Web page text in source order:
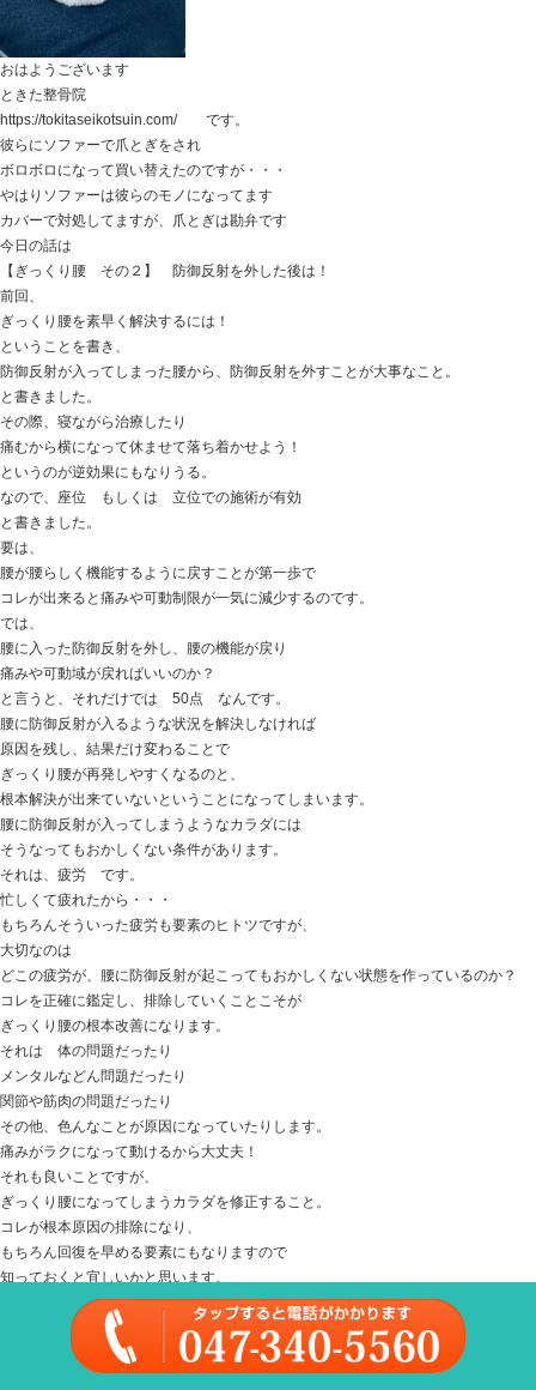
を書いていきます。
結論から言うと、
手首や親指を休めることも良いですが、
腱鞘炎になってしまう橈骨の変形を戻すこと。
コレができたときに手首の痛みはその場で軽くなって
回復が始まってきます。
一般的に
手首や親指の使い過ぎ 負荷を掛け過ぎ
ということが、ドケルバン病の原因と言われますが
手指を使いすぎてしまう方の中で、
なってしまう人 ならない人 には、
橈骨の形体の差によって差が出てくることが多くみられ
なので、
腱鞘炎だから、休ませるためにサポーター付けなければ
炎症を引かせるために、湿布や電気治療しなければ・・
そうがんばっていても経過が良くないのは
腱鞘炎になりやすくなる橈骨の形状を修正していないか
ということもあったりします。
ドケルバン病を出来るだけ早くしっかり治したい
という方、
橈骨の調整が有効な場合もあることを知っておくのも宜
ぜひ参考にしてみてください。
ときた整骨院
Home
047-340-5560
【イップス】 心理的な要因がプレーに影
は！
2025.01.28 | Category:
類,自律神経